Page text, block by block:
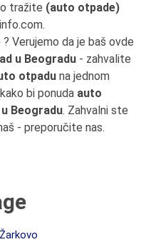
tražite (auto otpade)
Verujemo da je baš ovde
u Beogradu - zahvalite
otpadu na jednom
bi ponuda auto
Beogradu. Zahvalni ste
- preporučite nas.